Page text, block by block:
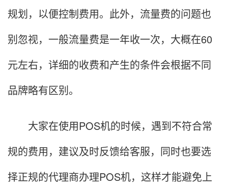
规划，以便控制费用。此外，流量费的问题也
别忽视，一般流量费是一年收一次，大概在60
元左右，详细的收费和产生的条件会根据不同
品牌略有区别。
大家在使用POS机的时候，遇到不符合常
规的费用，建议及时反馈给客服，同时也要选
择正规的代理商办理POS机，这样才能避免上